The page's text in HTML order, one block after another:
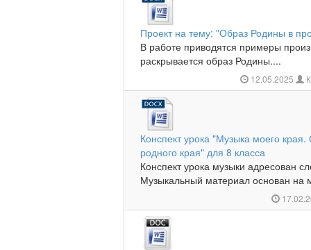
Проект на тему: "Образ Родины в
В работе приводятся примеры
раскрывается образ Родины....
12.05.2025
Конспект урока "Музыка моего
родного края" для 8 класса
Конспект урока музыки адресован
Музыкальный материал основан на